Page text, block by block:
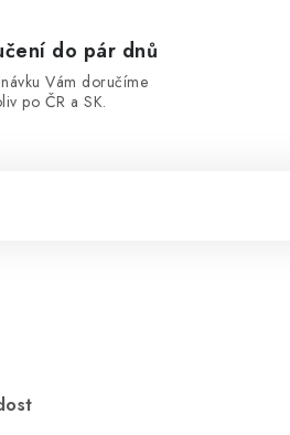
do pár dnů
Vám doručíme
po ČR a SK.